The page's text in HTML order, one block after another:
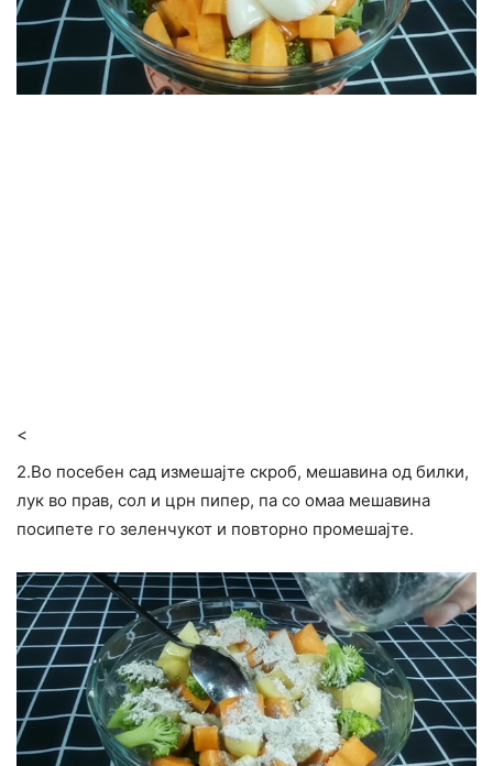
<
2.Во посебен сад измешајте скроб, мешавина од билки,
лук во прав, сол и црн пипер, па со омаа мешавина
посипете го зеленчукот и повторно промешајте.